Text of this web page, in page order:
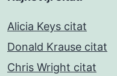
Alicia Keys citat
Donald Krause citat
Chris Wright citat